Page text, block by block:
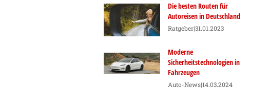
Die besten Routen für
Autoreisen in Deutschland
Ratgeber|31.01.2023
Moderne
Sicherheitstechnologien in
Fahrzeugen
Auto-News|14.03.2024